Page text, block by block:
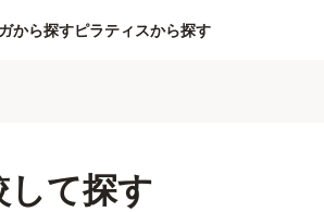
から探すピラティスから探す
て探す